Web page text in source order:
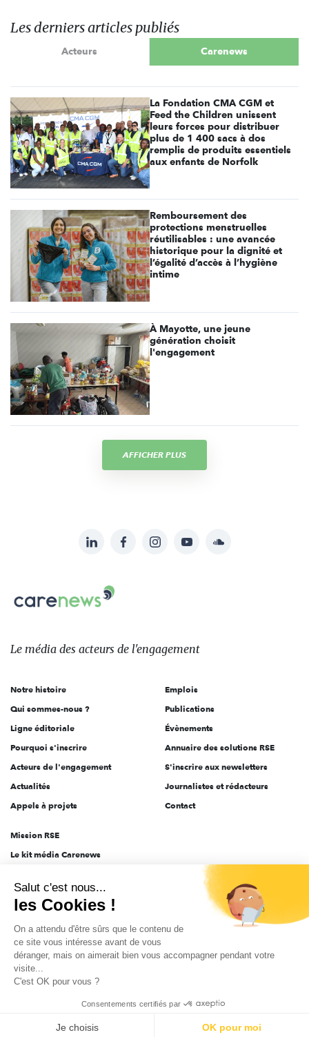
Les derniers articles publiés
Acteurs Carenews
La Fondation CMA CGM et
Feed the Children unissent
leurs forces pour distribuer
plus de 1 400 sacs à dos
remplis de produits essentiels
aux enfants de Norfolk
Remboursement des
protections menstruelles
réutilisables : une avancée
historique pour la dignité et
l’égalité d’accès à l’hygiène
intime
À Mayotte, une jeune
génération choisit
l'engagement
AFFICHER PLUS
sur:
LinkedInFacebookInstagramYouTubeSoundcloud
Carenews,
Le
des
l'engagement
Le média des acteurs de l'engagement
Notre histoire
Qui sommes-nous ?
Ligne éditoriale
Pourquoi s'inscrire
Acteurs de l'engagement
Actualités
Appels à projets
Emplois
Publications
Évènements
Annuaire des solutions RSE
S'inscrire aux newsletters
Journalistes et rédacteurs
Contact
Mission RSE
Le kit média Carenews
AEF info
Novethic
PRODURABLE
Inclusiv Day
Données personnelles Mentions légales 2025-2026 Tout droits réservés
Salut c'est nous...
les Cookies !
On a attendu d'être sûrs que le contenu de
ce site vous intéresse avant de vous
déranger, mais on aimerait bien vous accompagner pendant votre
visite...
C'est OK pour vous ?
Consentements certifiés par
Je choisis OK pour moi